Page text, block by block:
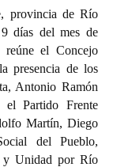
provincia de Río
días del mes de
el Concejo
presencia de los
Antonio Ramón
el Partido Frente
Martín, Diego
del Pueblo,
y Unidad por Río